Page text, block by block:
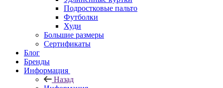
Подростковые пальто
Футболки
Худи
Большие размеры
Сертификаты
Блог
Бренды
Информация
Назад